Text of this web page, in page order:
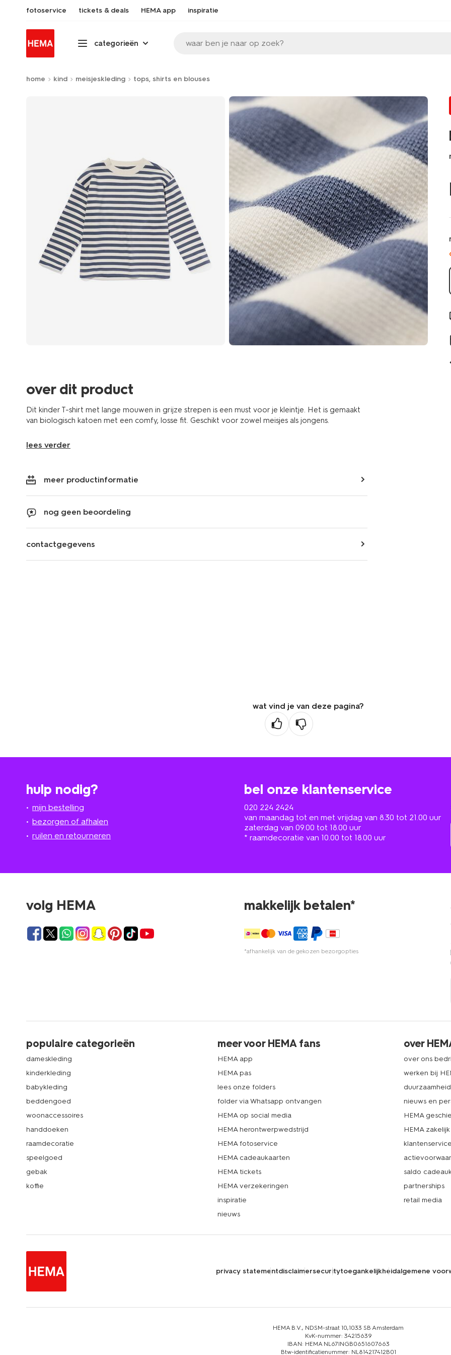
fotoservice tickets & deals HEMA app inspiratie
categorieën waar ben je naar op zoek?
home kind meisjeskleding tops, shirts en blouses
over dit product
Dit kinder T-shirt met lange mouwen in grijze strepen is een must voor je kleintje. Het is gemaakt
van biologisch katoen met een comfy, losse fit. Geschikt voor zowel meisjes als jongens.
lees verder
meer productinformatie
nog geen beoordeling
contactgegevens
wat vind je van deze pagina?
hulp nodig?
mijn bestelling
bezorgen of afhalen
ruilen en retourneren
bel onze klantenservice
020 224 2424
van maandag tot en met vrijdag van 8.30 tot 21.00 uur
zaterdag van 09.00 tot 18.00 uur
* raamdecoratie van 10.00 tot 18.00 uur
volg HEMA makkelijk betalen*
*afhankelijk van de gekozen bezorgopties
populaire categorieën
dameskleding
kinderkleding
babykleding
beddengoed
woonaccessoires
handdoeken
raamdecoratie
speelgoed
gebak
koffie
meer voor HEMA fans
HEMA app
HEMA pas
lees onze folders
folder via Whatsapp ontvangen
HEMA op social media
HEMA herontwerpwedstrijd
HEMA fotoservice
HEMA cadeaukaarten
HEMA tickets
HEMA verzekeringen
inspiratie
nieuws
over
over ons
werken bij
duurzaamheid
nieuws en
HEMA
HEMA zakelijk
klantenservice
saldo
partnerships
retail media
privacy statementdisclaimersecuritytoegankelijkheidalgemene
HEMA B.V., NDSM-straat 10,1033 SB Amsterdam
KvK-nummer: 34215639
IBAN: HEMA NL67INGB0651607663
Btw-identificatienummer: NL814217412B01